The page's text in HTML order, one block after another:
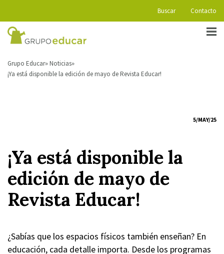
Buscar Contacto
Grupo Educar Noticias
¡Ya está disponible la edición de mayo de Revista Educar!
5/MAY/25
¡Ya está disponible la
edición de mayo de
Revista Educar!
¿Sabías que los espacios físicos también enseñan? En
educación, cada detalle importa. Desde los programas